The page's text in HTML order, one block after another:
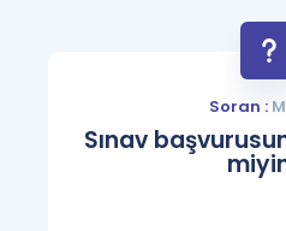
Soran :
Sınav